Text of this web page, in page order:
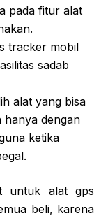
pada fitur alat
tracker mobil
sadab
alat yang bisa
hanya dengan
ketika
untuk alat gps
beli, karena